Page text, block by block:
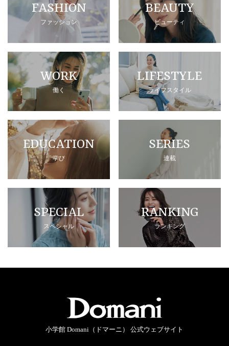
FASHION
ファッション
BEAUTY
ビューティ
WORK
働く
LIFESTYLE
ライフスタイル
EDUCATION
学び
SERIES
連載
SPECIAL
スペシャル
RANKING
ランキング
小学館 Domani（ドマーニ） 公式ウェブサイト